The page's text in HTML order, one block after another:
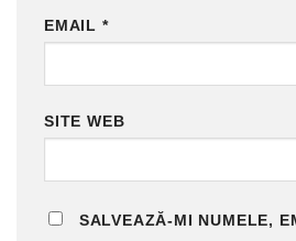
EMAIL *
SITE WEB
SALVEAZĂ-MI NUMELE,